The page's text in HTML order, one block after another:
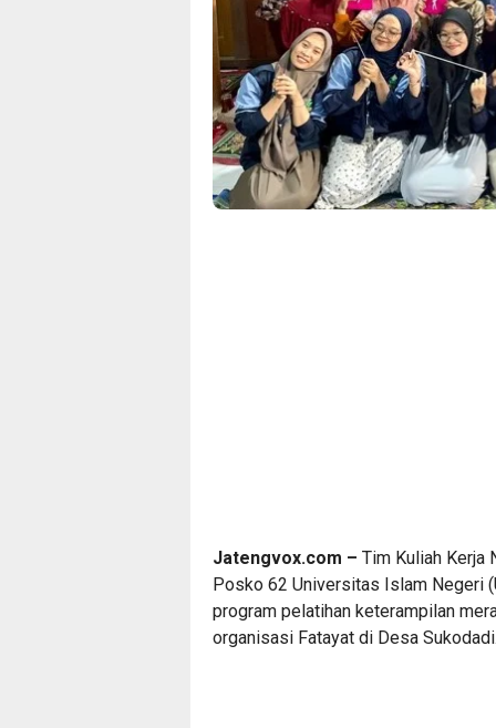
Jatengvox.com – Tim Kuliah Kerja
Posko 62 Universitas Islam Negeri
program pelatihan keterampilan
organisasi Fatayat di Desa